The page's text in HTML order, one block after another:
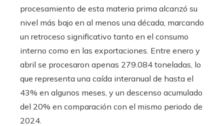
procesamiento de esta materia prima alcanzó su
nivel más bajo en al menos una década, marcando
un retroceso significativo tanto en el consumo
interno como en las exportaciones. Entre enero y
abril se procesaron apenas 279.084 toneladas, lo
que representa una caída interanual de hasta el
43% en algunos meses, y un descenso acumulado
del 20% en comparación con el mismo periodo de
2024.